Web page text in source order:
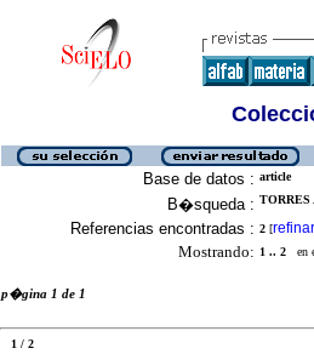
Base de datos : article
B�squeda : TORRES
Referencias encontradas : 2 [refinar
Mostrando: 1 .. 2 en
p�gina 1 de 1
1 / 2